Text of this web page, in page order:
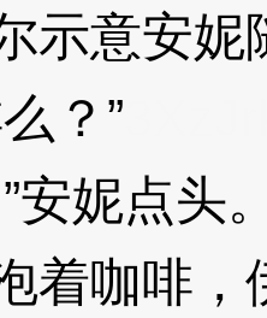
意安妮
？”
妮点头
咖啡，